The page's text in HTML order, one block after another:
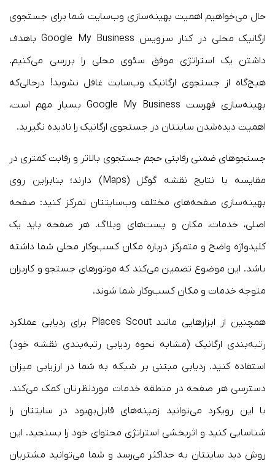
حال می‌خواهیم اهمیت بهینه‌سازی وب‌سایت شما برای جستجوی
ارگانیک محلی در کنار سرویس Google My Business باهدف
داشتن یک استراتژی موفق سئوی محلی را بررسی می‌کنیم.
هیچ‌گاه از جستجوی ارگانیک وب‌سایت غافل نشوید! درحالی‌که
بهینه‌سازی فهرست Google My Business بسیار مهم است،
اهمیت دیده‌شدن سایتتان در جستجوی ارگانیک را نادیده نگیرید.
جستجوهای ضمنی رقابتی حجم جستجوی بالاتر و رقابت کمتری در
مقایسه با نتایج نقشه گوگل (Maps) دارند؛ بنابراین روی
بهینه‌سازی صفحه‌های مختلف وب‌سایتتان تمرکز کنید: صفحه
اصلی، خدمات، مکان و پست‌های وبلاگ. هر صفحه باید یک
کلیدواژه واضح و متمرکز درباره مکان کسب‌وکار محلی شما داشته
باشد. این موضوع تضمین می‌کند که موتورهای جستجو و کاربران
متوجه خدمات و مکان کسب‌وکار شما شوند.
همچنین از ابزارهایی مانند Places Scout برای ردیابی عملکرد
رتبه‌بندی ارگانیک (مشابه نحوه ردیابی رتبه‌بندی نقشه خود)
استفاده کنید. ردیابی مبتنی بر شبکه به شما در ارزیابی میزان
دسترسی هر صفحه در منطقه خدمات موردنظرتان کمک می‌کند.
با این رویکرد می‌توانید زمینه‌های قابل‌بهبود در سایتتان را
شناسایی کنید و اثربخشی استراتژی محتوای خود را بسنجید. این
روش دید سایتتان به حداکثر می‌رسد و شما می‌توانید مشتریان